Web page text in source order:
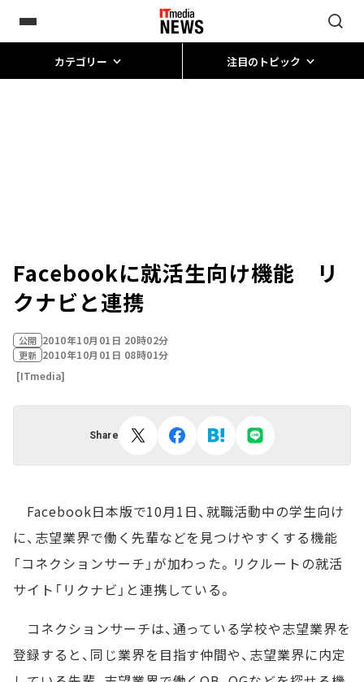
カテゴリー 注目のトピック
Facebookに就活生向け機能 リ
クナビと連携
公開 2010年10月01日 20時02分
更新 2010年10月01日 08時01分
[ITmedia]
Share
Facebook日本版で10月1日、就職活動中の学生向け
に、志望業界で働く先輩などを見つけやすくする機能
「コネクションサーチ」が加わった。リクルートの就活
サイト「リクナビ」と連携している。
コネクションサーチは、通っている学校や志望業界を
登録すると、同じ業界を目指す仲間や、志望業界に内定